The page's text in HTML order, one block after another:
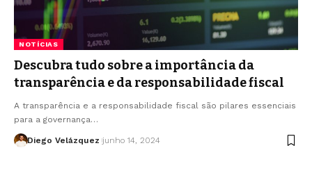
NOTÍCIAS
Descubra tudo sobre a importância da
transparência e da responsabilidade fiscal
A transparência e a responsabilidade fiscal são pilares essenciais
para a governança…
Diego Velázquez junho 14, 2024